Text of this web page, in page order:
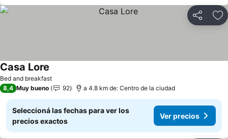
Compartir
Bed and breakfast
Casa Lore
8,4 Muy bueno 92 a 4.8 km de: Centro de la ciudad
Seleccioná las fechas para ver los
precios exactos
Ver precios